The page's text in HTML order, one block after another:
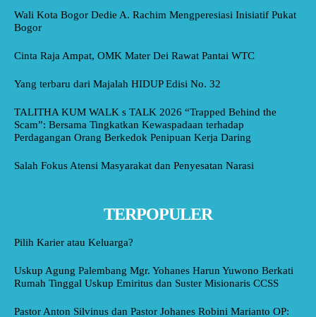
Wali Kota Bogor Dedie A. Rachim Mengperesiasi Inisiatif Pukat
Bogor
Cinta Raja Ampat, OMK Mater Dei Rawat Pantai WTC
Yang terbaru dari Majalah HIDUP Edisi No. 32
TALITHA KUM WALK s TALK 2026 “Trapped Behind the
Scam”: Bersama Tingkatkan Kewaspadaan terhadap
Perdagangan Orang Berkedok Penipuan Kerja Daring
Salah Fokus Atensi Masyarakat dan Penyesatan Narasi
TERPOPULER
Pilih Karier atau Keluarga?
Uskup Agung Palembang Mgr. Yohanes Harun Yuwono Berkati
Rumah Tinggal Uskup Emiritus dan Suster Misionaris CCSS
Pastor Anton Silvinus dan Pastor Johanes Robini Marianto OP: